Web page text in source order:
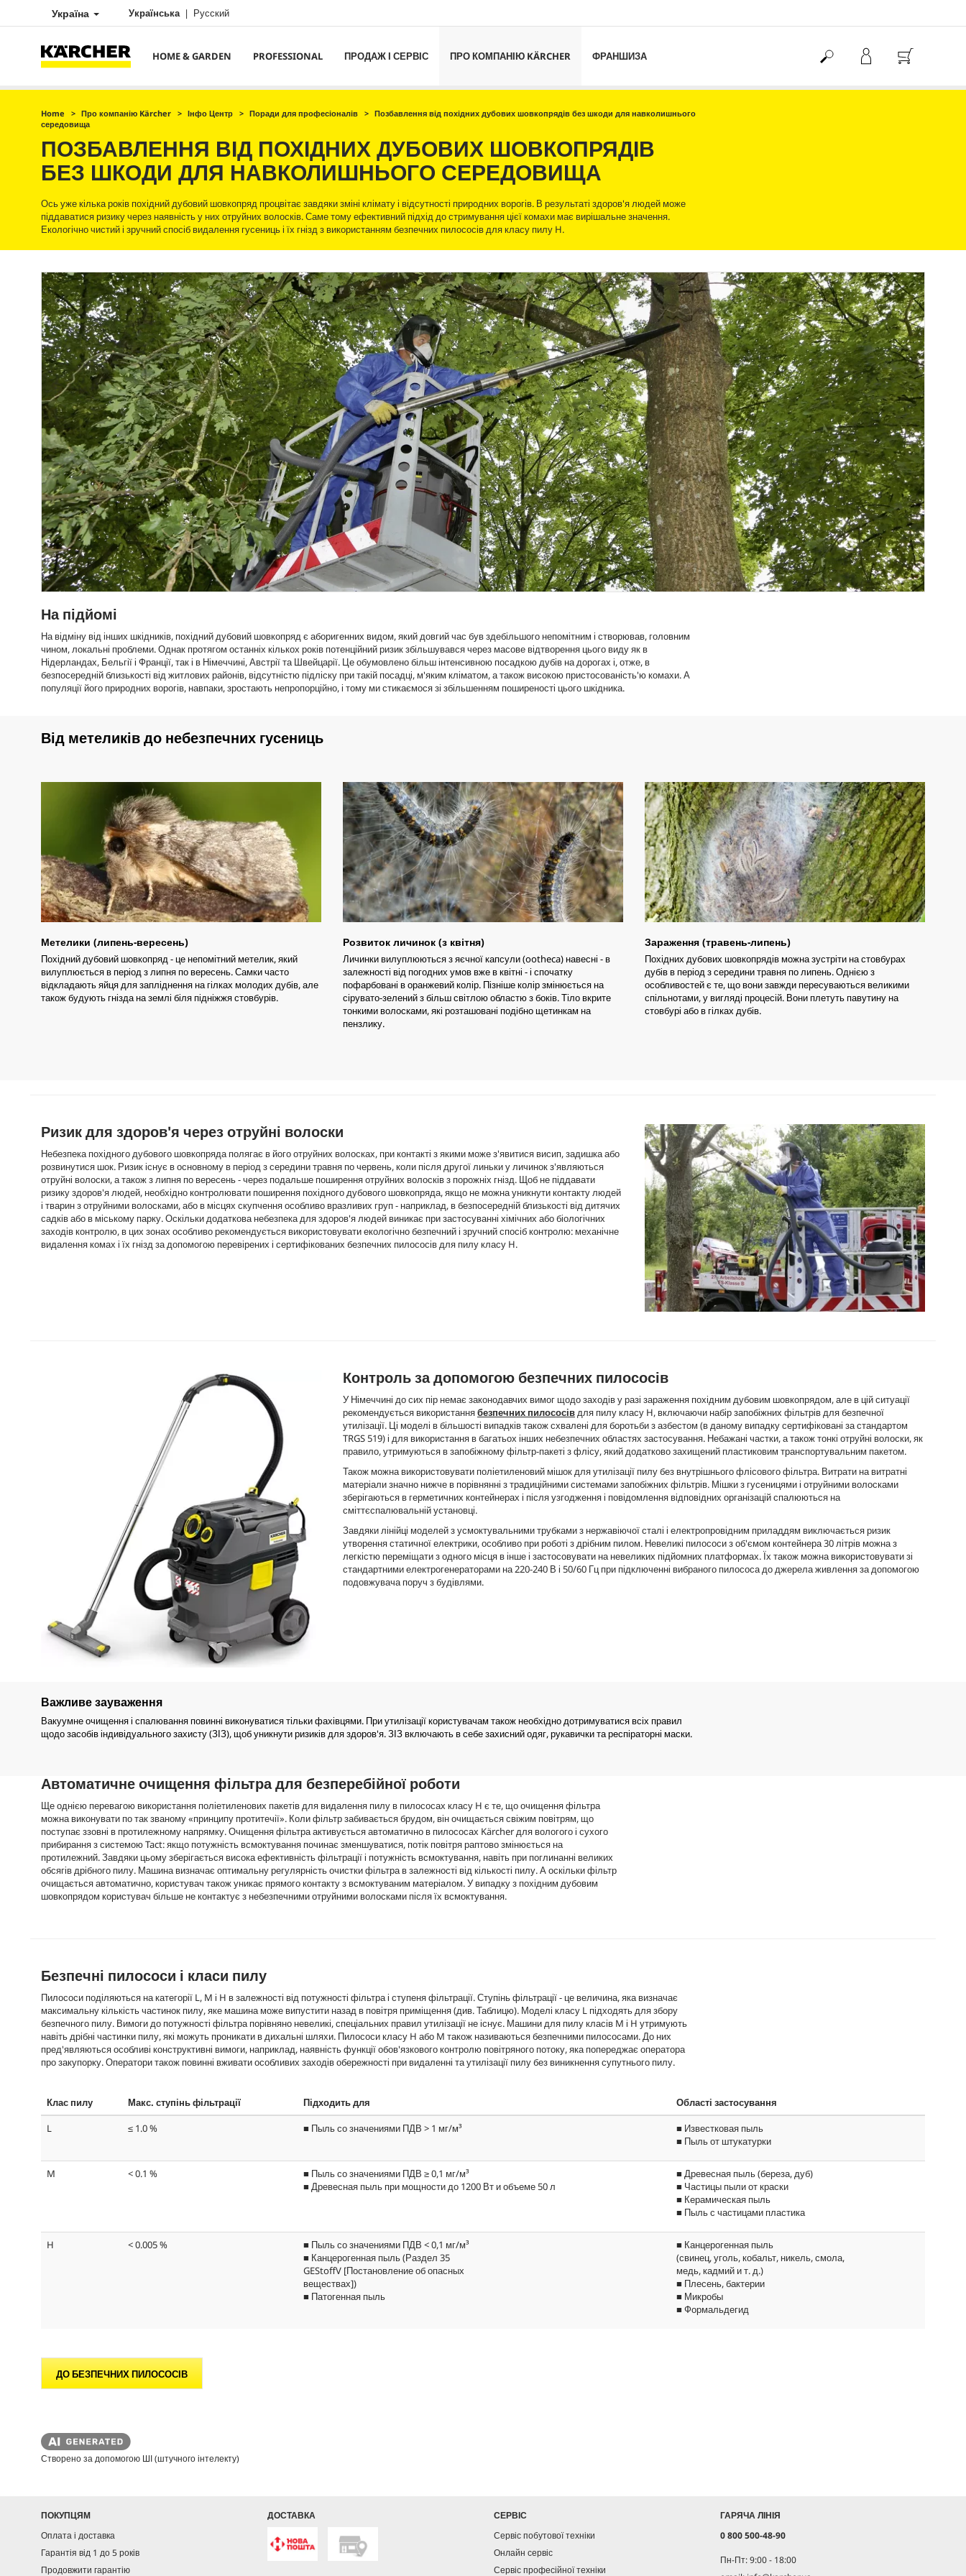
Україна Українська Русский
HOME & GARDEN PROFESSIONAL ПРОДАЖ І СЕРВІС ПРО КОМПАНІЮ KÄRCHER ФРАНШИЗА
Home Про компанію Kärcher Інфо Центр Поради для професіоналів
Позбавлення від похідних дубових шовкопрядів без шкоди для навколишнього
середовища
ПОЗБАВЛЕННЯ ВІД ПОХІДНИХ ДУБОВИХ ШОВКОПРЯДІВ
БЕЗ ШКОДИ ДЛЯ НАВКОЛИШНЬОГО СЕРЕДОВИЩА
Ось уже кілька років похідний дубовий шовкопряд процвітає завдяки зміні клімату і відсутності природних ворогів. В результаті здоров'я людей може
піддаватися ризику через наявність у них отруйних волосків. Саме тому ефективний підхід до стримування цієї комахи має вирішальне значення.
Екологічно чистий і зручний спосіб видалення гусениць і їх гнізд з використанням безпечних пилососів для класу пилу H.
На підйомі
На відміну від інших шкідників, похідний дубовий шовкопряд є аборигенних видом, який довгий час був здебільшого непомітним і створював, головним
чином, локальні проблеми. Однак протягом останніх кількох років потенційний ризик збільшувався через масове відтворення цього виду як в
Нідерландах, Бельгії і Франції, так і в Німеччині, Австрії та Швейцарії. Це обумовлено більш інтенсивною посадкою дубів на дорогах і, отже, в
безпосередній близькості від житлових районів, відсутністю підліску при такій посадці, м'яким кліматом, а також високою пристосованість'ю комахи. А
популяції його природних ворогів, навпаки, зростають непропорційно, і тому ми стикаємося зі збільшенням поширеності цього шкідника.
Від метеликів до небезпечних гусениць
Метелики (липень-вересень)
Похідний дубовий шовкопряд - це непомітний метелик, який
вилуплюється в період з липня по вересень. Самки часто
відкладають яйця для запліднення на гілках молодих дубів, але
також будують гнізда на землі біля підніжжя стовбурів.
Розвиток личинок (з квітня)
Личинки вилуплюються з яєчної капсули (ootheca) навесні - в
залежності від погодних умов вже в квітні - і спочатку
пофарбовані в оранжевий колір. Пізніше колір змінюється на
сірувато-зелений з більш світлою областю з боків. Тіло вкрите
тонкими волосками, які розташовані подібно щетинкам на
пензлику.
Зараження (травень-липень)
Похідних дубових шовкопрядів можна зустріти на стовбурах
дубів в період з середини травня по липень. Однією з
особливостей є те, що вони завжди пересуваються великими
спільнотами, у вигляді процесій. Вони плетуть павутину на
стовбурі або в гілках дубів.
Ризик для здоров'я через отруйні волоски
Небезпека похідного дубового шовкопряда полягає в його отруйних волосках, при контакті з якими може з'явитися висип, задишка або
розвинутися шок. Ризик існує в основному в період з середини травня по червень, коли після другої линьки у личинок з'являються
отруйні волоски, а також з липня по вересень - через подальше поширення отруйних волосків з порожніх гнізд. Щоб не піддавати
ризику здоров'я людей, необхідно контролювати поширення похідного дубового шовкопряда, якщо не можна уникнути контакту людей
і тварин з отруйними волосками, або в місцях скупчення особливо вразливих груп - наприклад, в безпосередній близькості від дитячих
садків або в міському парку. Оскільки додаткова небезпека для здоров'я людей виникає при застосуванні хімічних або біологічних
заходів контролю, в цих зонах особливо рекомендується використовувати екологічно безпечний і зручний спосіб контролю: механічне
видалення комах і їх гнізд за допомогою перевірених і сертифікованих безпечних пилососів для пилу класу H.
Контроль за допомогою безпечних пилососів
У Німеччині до сих пір немає законодавчих вимог щодо заходів у разі зараження похідним дубовим шовкопрядом, але в цій ситуації
рекомендується використаннябезпечних пилососівдля пилу класу H, включаючи набір запобіжних фільтрів для безпечної
утилізації. Ці моделі в більшості випадків також схвалені для боротьби з азбестом (в даному випадку сертифіковані за стандартом
TRGS 519) і для використання в багатьох інших небезпечних областях застосування. Небажані частки, а також тонкі отруйні волоски, як
правило, утримуються в запобіжному фільтр-пакеті з флісу, який додатково захищений пластиковим транспортувальним пакетом.
Також можна використовувати поліетиленовий мішок для утилізації пилу без внутрішнього флісового фільтра. Витрати на витратні
матеріали значно нижче в порівнянні з традиційними системами запобіжних фільтрів. Мішки з гусеницями і отруйними волосками
зберігаються в герметичних контейнерах і після узгодження і повідомлення відповідних організацій спалюються на
сміттєспалювальній установці.
Завдяки лінійці моделей з усмоктувальними трубками з нержавіючої сталі і електропровідним приладдям виключається ризик
утворення статичної електрики, особливо при роботі з дрібним пилом. Невеликі пилососи з об'ємом контейнера 30 літрів можна з
легкістю переміщати з одного місця в інше і застосовувати на невеликих підйомних платформах. Їх також можна використовувати зі
стандартними електрогенераторами на 220-240 В і 50/60 Гц при підключенні вибраного пилососа до джерела живлення за допомогою
подовжувача поруч з будівлями.
Важливе зауваження
Вакуумне очищення і спалювання повинні виконуватися тільки фахівцями. При утилізації користувачам також необхідно дотримуватися всіх правил
щодо засобів індивідуального захисту (ЗІЗ), щоб уникнути ризиків для здоров'я. ЗІЗ включають в себе захисний одяг, рукавички та респіраторні маски.
Автоматичне очищення фільтра для безперебійної роботи
Ще однією перевагою використання поліетиленових пакетів для видалення пилу в пилососах класу H є те, що очищення фільтра
можна виконувати по так званому «принципу протитечії». Коли фільтр забивається брудом, він очищається свіжим повітрям, що
поступає ззовні в протилежному напрямку. Очищення фільтра активується автоматично в пилососах Kärcher для вологого і сухого
прибирання з системою Tact: якщо потужність всмоктування починає зменшуватися, потік повітря раптово змінюється на
протилежний. Завдяки цьому зберігається висока ефективність фільтрації і потужність всмоктування, навіть при поглинанні великих
обсягів дрібного пилу. Машина визначає оптимальну регулярність очистки фільтра в залежності від кількості пилу. А оскільки фільтр
очищається автоматично, користувач також уникає прямого контакту з всмоктуваним матеріалом. У випадку з похідним дубовим
шовкопрядом користувач більше не контактує з небезпечними отруйними волосками після їх всмоктування.
Безпечні пилососи і класи пилу
Пилососи поділяються на категорії L, M і H в залежності від потужності фільтра і ступеня фільтрації. Ступінь фільтрації - це величина, яка визначає
максимальну кількість частинок пилу, яке машина може випустити назад в повітря приміщення (див. Таблицю). Моделі класу L підходять для збору
безпечного пилу. Вимоги до потужності фільтра порівняно невеликі, спеціальних правил утилізації не існує. Машини для пилу класів M і H утримують
навіть дрібні частинки пилу, які можуть проникати в дихальні шляхи. Пилососи класу H або M також називаються безпечними пилососами. До них
пред'являються особливі конструктивні вимоги, наприклад, наявність функції обов'язкового контролю повітряного потоку, яка попереджає оператора
про закупорку. Оператори також повинні вживати особливих заходів обережності при видаленні та утилізації пилу без виникнення супутнього пилу.
Клас пилу Макс. ступінь фільтрації Підходить для
Області застосування
L
≤ 1.0 % ■ Пыль со значениями ПДВ > 1 мг/м³
■ Известковая пыль
■ Пыль от штукатурки
M < 0.1 %
■ Пыль со значениями ПДВ ≥ 0,1 мг/м³
■ Древесная пыль при мощности до 1200 Вт и объеме 50 л
■ Древесная пыль (береза, дуб)
■ Частицы пыли от краски
■ Керамическая пыль
■ Пыль с частицами пластика
H < 0.005 %
■ Пыль со значениями ПДВ < 0,1 мг/м³
■ Канцерогенная пыль (Раздел 35
GEStoffV [Постановление об опасных
веществах])
■ Патогенная пыль
■ Канцерогенная пыль
(свинец, уголь, кобальт, никель, смола,
медь, кадмий и т. д.)
■ Плесень, бактерии
■ Микробы
■ Формальдегид
ДО БЕЗПЕЧНИХ ПИЛОСОСІВ
Створено за допомогою ШІ (штучного інтелекту)
ПОКУПЦЯМ
Оплата і доставка
Гарантія від 1 до 5 років
Продовжити гарантію
ДОСТАВКА
СЕРВІС
Сервіс побутової техніки
Онлайн сервіс
Сервіс професійної техніки
ГАРЯЧА ЛІНІЯ
0 800 500-48-90
Пн-Пт: 9:00 - 18:00